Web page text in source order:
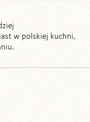
w polskiej kuchni,